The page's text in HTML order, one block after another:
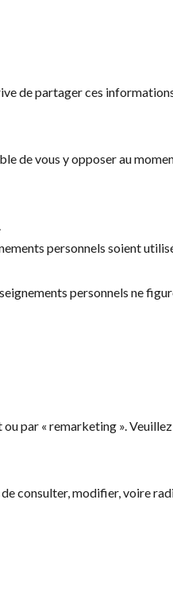
de partager ces
de vous y opposer au
personnels soient
personnels ne
par « remarketing ».
consulter, modifier, voire